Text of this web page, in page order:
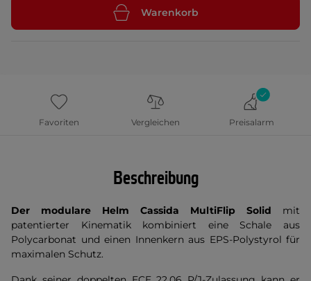
Warenkorb
Favoriten Vergleichen Preisalarm
Beschreibung
Der modulare Helm Cassida MultiFlip Solid mit
patentierter Kinematik kombiniert eine Schale aus
Polycarbonat und einen Innenkern aus EPS-Polystyrol für
maximalen Schutz.